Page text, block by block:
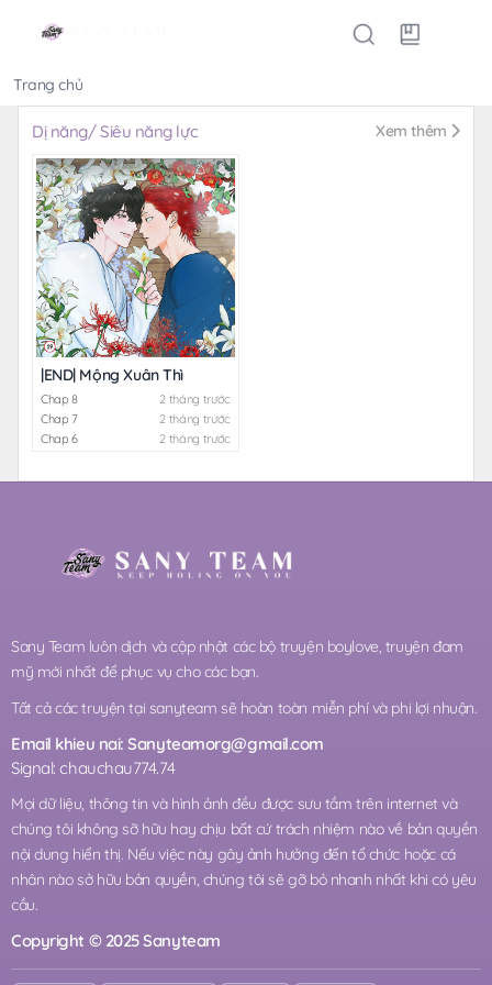
Trang chủ
Dị năng/ Siêu năng lực Xem thêm
|END| Mộng Xuân Thì
Chap 8
2 tháng trước
Chap 7
2 tháng trước
Chap 6
2 tháng trước
Sany Team luôn dịch và cập nhật các bộ truyện boylove, truyện đam
mỹ mới nhất để phục vụ cho các bạn.
Tất cả các truyện tại sanyteam sẽ hoàn toàn miễn phí và phi lợi nhuận.
Email khieu nai:Sanyteamorg@gmail.com
Signal: chauchau774.74
Mọi dữ liệu, thông tin và hình ảnh đều được sưu tầm trên internet và
chúng tôi không sỡ hữu hay chịu bất cứ trách nhiệm nào về bản quyền
nội dung hiển thị. Nếu việc này gây ảnh hưởng đến tổ chức hoặc cá
nhân nào sở hữu bản quyền, chúng tôi sẽ gỡ bỏ nhanh nhất khi có yêu
cầu.
Copyright © 2025 Sanyteam